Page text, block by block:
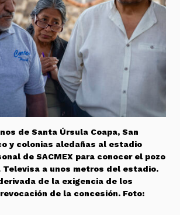
de Santa Úrsula Coapa, San
y colonias aledañas al estadio
de SACMEX para conocer el pozo
Televisa a unos metros del estadio.
de la exigencia de los
de la concesión. Foto: